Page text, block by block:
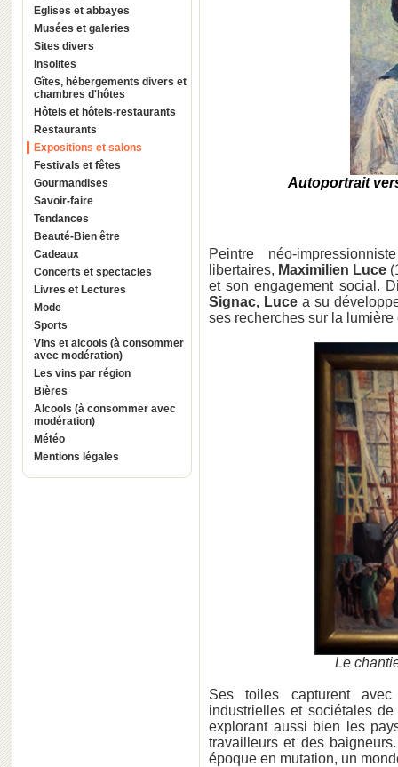
Eglises et abbayes
Musées et galeries
Sites divers
Insolites
Gîtes, hébergements divers et
chambres d'hôtes
Hôtels et hôtels-restaurants
Restaurants
Expositions et salons
Festivals et fêtes
Gourmandises
Savoir-faire
Tendances
Beauté-Bien être
Cadeaux
Concerts et spectacles
Livres et Lectures
Mode
Sports
Vins et alcools (à consommer
avec modération)
Les vins par région
Bières
Alcools (à consommer avec
modération)
Météo
Mentions légales
Autoportrait
Peintre néo-
libertaires, Maximilien Luce
et son engagement social.
Signac, Lucea su
ses recherches sur la lumière
Le
Ses toiles capturent
industrielles et sociétales
explorant aussi bien les
travailleurs et des
époque en mutation, un